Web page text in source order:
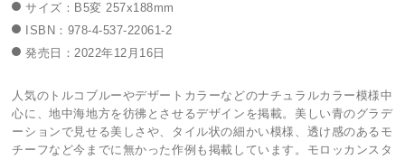
サイズ：B5変 257x188mm
ISBN：978-4-537-22061-2
発売日：2022年12月16日
人気のトルコブルーやデザートカラーなどのナチュラルカラー模様中
心に、地中海地方を彷彿とさせるデザインを掲載。美しい青のグラデ
ーションで見せる美しさや、タイル状の細かい模様、透け感のあるモ
チーフなど今までに無かった作例も掲載しています。モロッカンスタ